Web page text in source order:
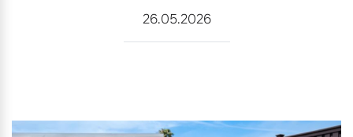
Aktuelle Angebote
Geschäftskunden
Unser Team
26.05.2026